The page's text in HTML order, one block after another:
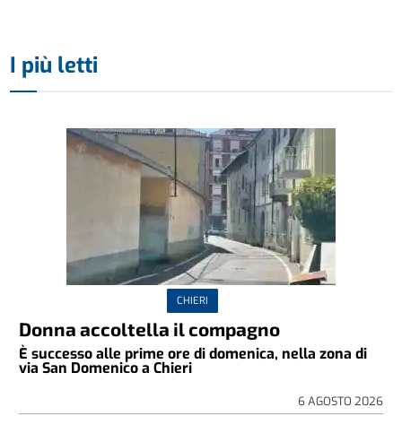
I più letti
CHIERI
Donna accoltella il compagno
È successo alle prime ore di domenica, nella zona di
via San Domenico a Chieri
6 AGOSTO 2026